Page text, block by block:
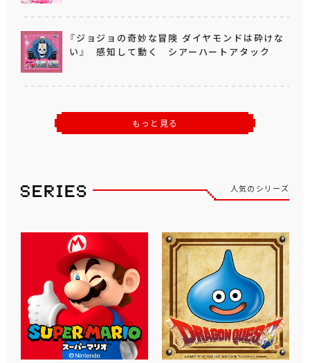
『ジョジョの奇妙な冒険 ダイヤモンドは砕けな
い』 感知して動く シアーハートアタック
もっと見る
人気のシリーズ